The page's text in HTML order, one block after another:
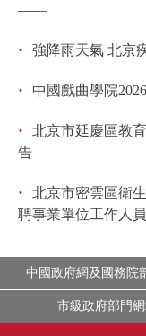
——
· 強降雨天氣 北京
· 中國戲曲學院
·
北京市延慶區教
告
·
北京市密雲區衛
聘事業單位工作人
中國政府網及國務院
市級政府部門